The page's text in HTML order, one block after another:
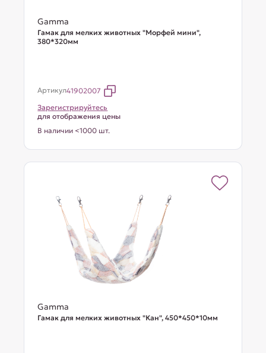
Gamma
Гамак для мелких животных "Морфей мини",
380*320мм
Артикул41902007
Зарегистрируйтесь
для отображения цены
В наличии <1000 шт.
Gamma
Гамак для мелких животных "Кан", 450*450*10мм